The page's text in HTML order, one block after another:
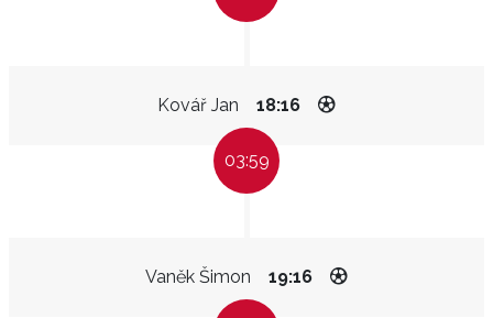
Kovář Jan 18:16
03:59
Vaněk Šimon 19:16